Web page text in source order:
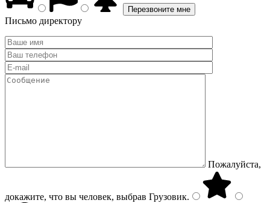
Письмо директору
Пожалуйста,
докажите, что вы человек, выбрав Грузовик.